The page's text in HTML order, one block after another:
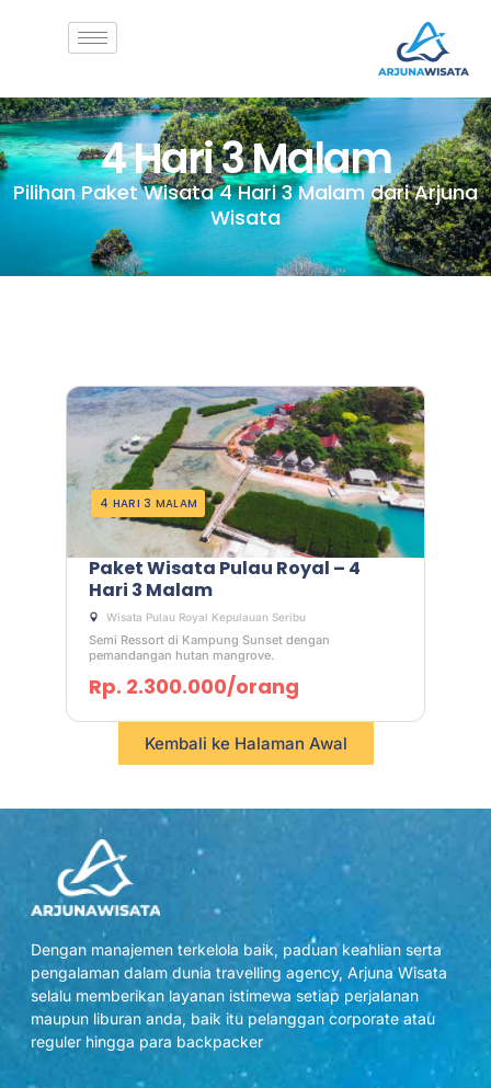
4 Hari 3 Malam
Pilihan Paket Wisata 4 Hari 3 Malam dari Arjuna
Wisata
4 HARI 3 MALAM
Paket Wisata Pulau Royal – 4
Hari 3 Malam
Wisata Pulau Royal Kepulauan Seribu
Semi Ressort di Kampung Sunset dengan
pemandangan hutan mangrove.
Rp. 2.300.000/orang
Kembali ke Halaman Awal
Dengan manajemen terkelola baik, paduan keahlian serta
pengalaman dalam dunia travelling agency, Arjuna Wisata
selalu memberikan layanan istimewa setiap perjalanan
maupun liburan anda, baik itu pelanggan corporate atau
reguler hingga para backpacker